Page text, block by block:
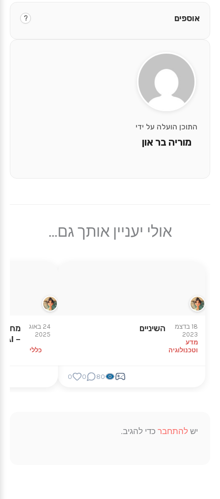
התוכן הועלה על ידי
מוריה בר און
אוספים ?
אולי יעניין אותך גם...
18 בדצמ
2023
מדע
וטכנולוגיה
השיניים
80
0
0
24 באוג
2025
כללי
– AI
יש להתחבר כדי להגיב.